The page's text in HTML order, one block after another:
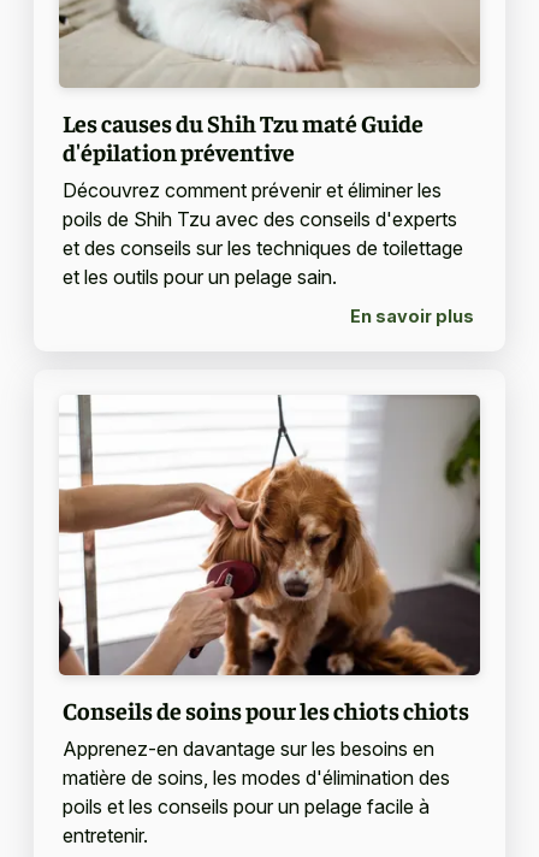
Les causes du Shih Tzu maté Guide
d'épilation préventive
Découvrez comment prévenir et éliminer les
poils de Shih Tzu avec des conseils d'experts
et des conseils sur les techniques de toilettage
et les outils pour un pelage sain.
En savoir plus
Conseils de soins pour les chiots chiots
Apprenez-en davantage sur les besoins en
matière de soins, les modes d'élimination des
poils et les conseils pour un pelage facile à
entretenir.